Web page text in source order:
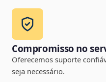
Compromisso no
Oferecemos suporte
seja necessário.